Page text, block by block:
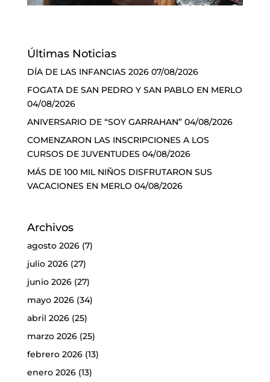
Últimas Noticias
DÍA DE LAS INFANCIAS 2026 07/08/2026
FOGATA DE SAN PEDRO Y SAN PABLO EN MERLO
04/08/2026
ANIVERSARIO DE “SOY GARRAHAN” 04/08/2026
COMENZARON LAS INSCRIPCIONES A LOS
CURSOS DE JUVENTUDES 04/08/2026
MÁS DE 100 MIL NIÑOS DISFRUTARON SUS
VACACIONES EN MERLO 04/08/2026
Archivos
agosto 2026(7)
julio 2026(27)
junio 2026(27)
mayo 2026(34)
abril 2026(25)
marzo 2026(25)
febrero 2026(13)
enero 2026(13)